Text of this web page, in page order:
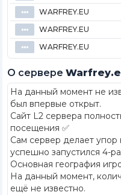
⦁⦁⦁ WARFREY.EU
⦁⦁⦁ WARFREY.EU
⦁⦁⦁ WARFREY.EU
О сервере
На данный момент не
был впервые открыт.
Сайт L2 сервера
посещения ✅
Сам сервер делает
успешно запустился 4-
Основная география
На данный момент,
ещё не известно.